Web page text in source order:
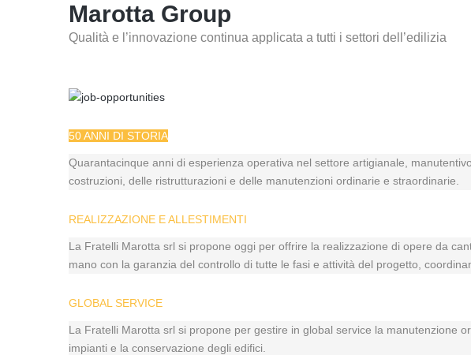
Marotta Group
Qualità e l’innovazione continua applicata a tutti i settori dell’edilizia
50 ANNI DI STORIA
Quarantacinque anni di esperienza operativa nel settore artigianale,
costruzioni, delle ristrutturazioni e delle manutenzioni ordinarie e straordinarie.
REALIZZAZIONE E ALLESTIMENTI
La Fratelli Marotta srl si propone oggi per offrire la realizzazione di opere da
mano con la garanzia del controllo di tutte le fasi e attività del progetto,
GLOBAL SERVICE
La Fratelli Marotta srl si propone per gestire in global service la manutenzione
impianti e la conservazione degli edifici.